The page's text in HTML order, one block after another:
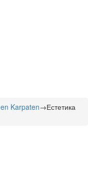
Karpaten→Естетика